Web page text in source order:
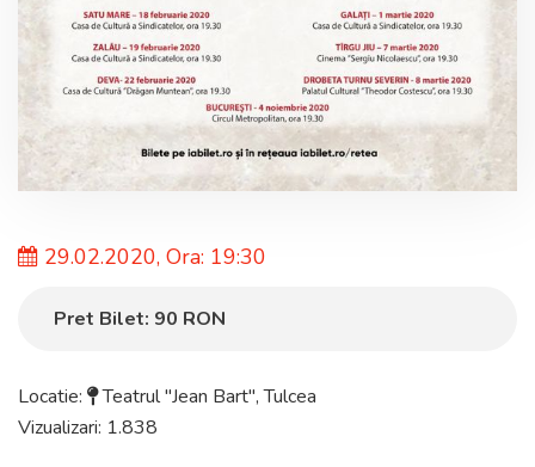
29.02.2020, Ora: 19:30
Pret Bilet: 90 RON
Locatie: Teatrul "Jean Bart",Tulcea
Vizualizari: 1.838